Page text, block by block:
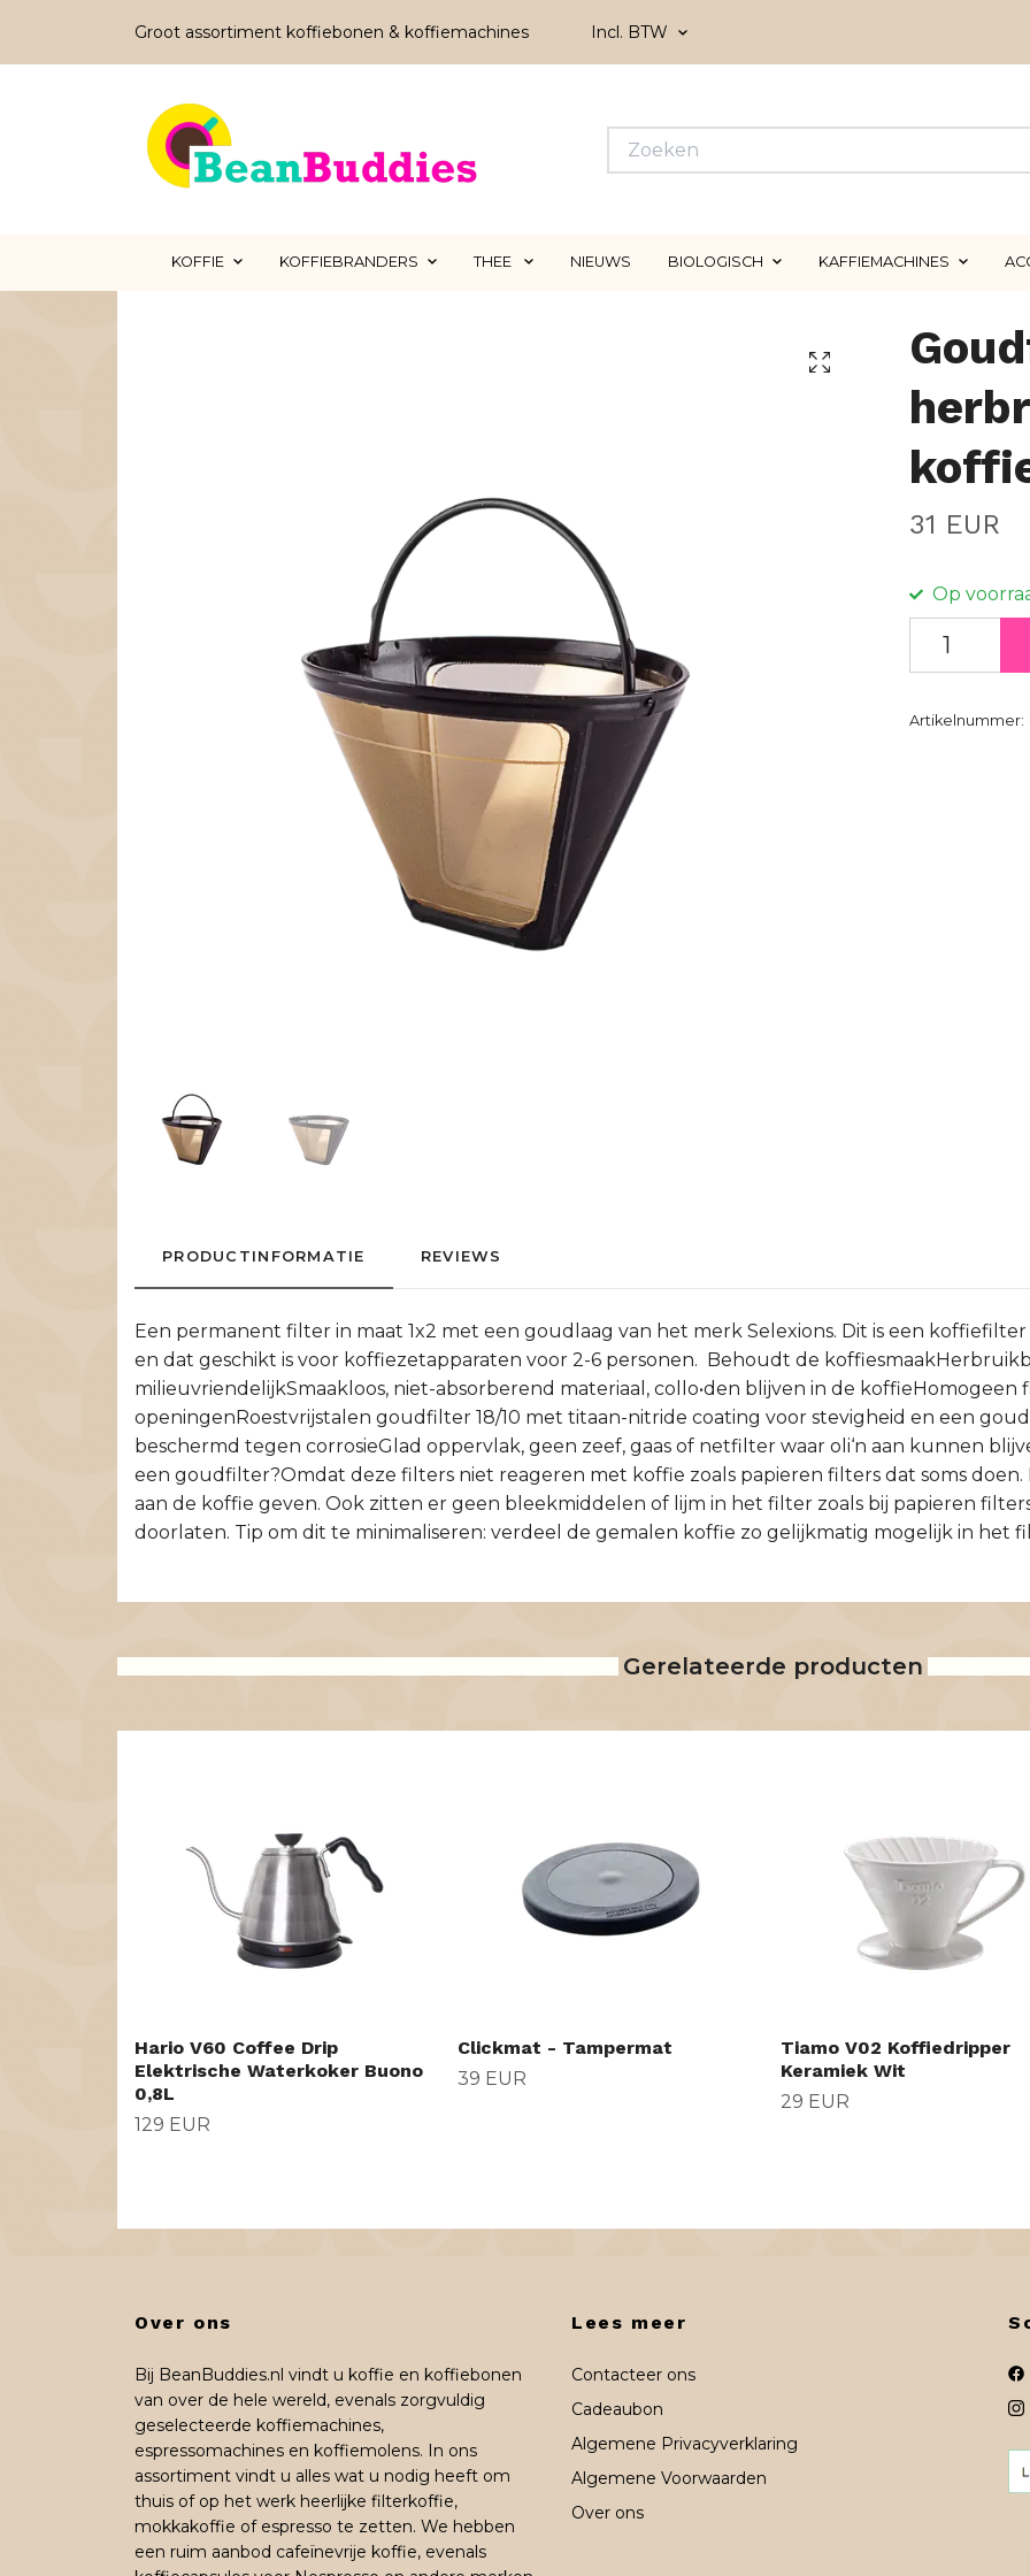
Groot assortiment koffiebonen & koffiemachines Incl. BTW
KOFFIE KOFFIEBRANDERS THEE NIEUWS BIOLOGISCH KAFFIEMACHINES
31 EUR
Op
Artikelnummer:
PRODUCTINFORMATIE REVIEWS
Een permanent filter in maat 1x2 met een goudlaag van het merk Selexions. Dit is een
en dat geschikt is voor koffiezetapparaten voor 2-6 personen. Behoudt de
milieuvriendelijkSmaakloos, niet-absorberend materiaal, collo•den blijven in de
openingenRoestvrijstalen goudfilter 18/10 met titaan-nitride coating voor stevigheid en een
beschermd tegen corrosieGlad oppervlak, geen zeef, gaas of netfilter waar oli‘n aan kunnen
een goudfilter?Omdat deze filters niet reageren met koffie zoals papieren filters dat soms
aan de koffie geven. Ook zitten er geen bleekmiddelen of lijm in het filter zoals bij papieren
doorlaten. Tip om dit te minimaliseren: verdeel de gemalen koffie zo gelijkmatig mogelijk in het
Gerelateerde producten
Hario V60 Coffee Drip
Elektrische Waterkoker Buono
0,8L
129 EUR
Clickmat - Tampermat
39 EUR
Tiamo V02 Koffiedripper
Keramiek Wit
29 EUR
Over ons
Bij BeanBuddies.nl vindt u koffie en koffiebonen
van over de hele wereld, evenals zorgvuldig
geselecteerde koffiemachines,
espressomachines en koffiemolens. In ons
assortiment vindt u alles wat u nodig heeft om
thuis of op het werk heerlijke filterkoffie,
mokkakoffie of espresso te zetten. We hebben
een ruim aanbod cafeïnevrije koffie, evenals
Lees meer
Contacteer ons
Cadeaubon
Algemene Privacyverklaring
Algemene Voorwaarden
Over ons